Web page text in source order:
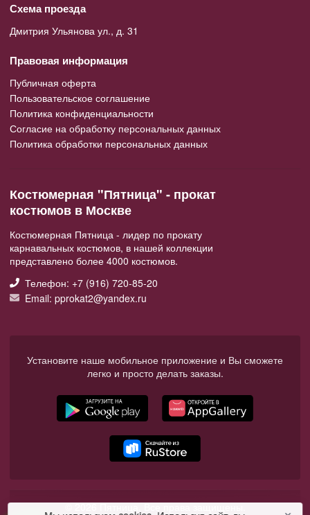
Схема проезда
Дмитрия Ульянова ул., д. 31
Правовая информация
Публичная оферта
Пользовательское соглашение
Политика конфиденциальности
Согласие на обработку персональных данных
Политика обработки персональных данных
Костюмерная "Пятница" - прокат
костюмов в Москве
Костюмерная Пятница - лидер по прокату
карнавальных костюмов, в нашей коллекции
представлено более 4000 костюмов.
Телефон: +7 (916) 720-85-20
Email: pprokat2@yandex.ru
Установите наше мобильное приложение и Вы сможете
легко и просто делать заказы.
© 2026 Пятница. Все права защищены.